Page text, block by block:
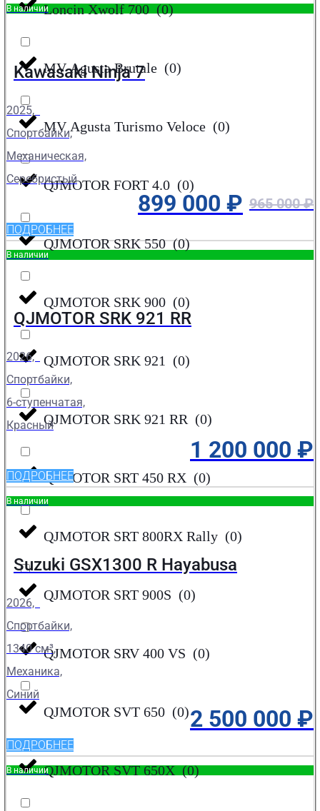
Loncin Xwolf 700 (0)
MV Agusta Brutale (0)
MV Agusta Turismo Veloce (0)
QJMOTOR FORT 4.0 (0)
QJMOTOR SRK 550 (0)
QJMOTOR SRK 900 (0)
QJMOTOR SRK 921 (0)
QJMOTOR SRK 921 RR (0)
QJMOTOR SRT 450 RX (0)
QJMOTOR SRT 800RX Rally (0)
QJMOTOR SRT 900S (0)
QJMOTOR SRV 400 VS (0)
QJMOTOR SVT 650 (0)
QJMOTOR SVT 650X (0)
В наличии
Kawasaki Ninja 7
2025,
Спортбайки,
Механическая,
Серебристый
965 000₽
899 000₽
ПОДРОБНЕЕ
В наличии
QJMOTOR SRK 921 RR
2026,
Спортбайки,
6-ступенчатая,
Красный
1 200 000 ₽
ПОДРОБНЕЕ
В наличии
Suzuki GSX1300 R Hayabusa
2026,
Спортбайки,
1340 см³,
Механика,
Синий
2 500 000 ₽
ПОДРОБНЕЕ
В наличии